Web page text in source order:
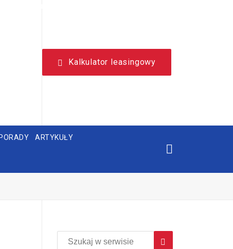
Kalkulator leasingowy
PORADY ARTYKUŁY